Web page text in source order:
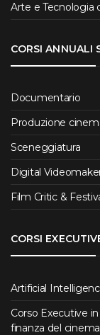
Arte e Tecnologia
CORSI ANNUALI
Documentario
Produzione
Sceneggiatura
Digital
Film Critic &
CORSI
Artificial
Corso Executive
finanza del